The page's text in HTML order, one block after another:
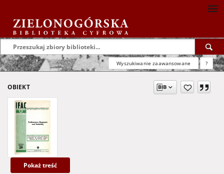
Wyszukiwanie zaawansowane ?
OBIEKT
Pokaż treść